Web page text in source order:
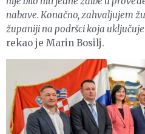
nabave. Konačno, zahvaljujem
županiji na podršci koja
rekao je Marin Bosilj.